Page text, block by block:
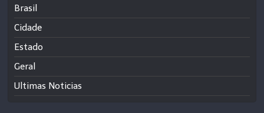
Brasil
Cidade
Estado
Geral
Ultimas Noticias